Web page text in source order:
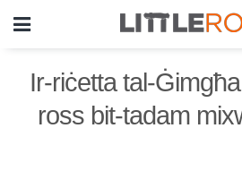
Ir-riċetta tal-
ross bit-tadam